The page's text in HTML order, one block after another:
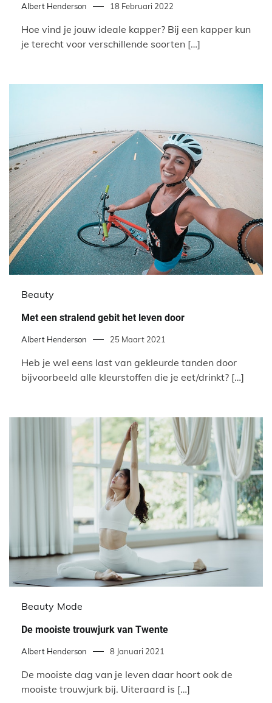
Albert Henderson 18 Februari 2022
Hoe vind je jouw ideale kapper? Bij een kapper kun
je terecht voor verschillende soorten […]
Beauty
Met een stralend gebit het leven door
Albert Henderson 25 Maart 2021
Heb je wel eens last van gekleurde tanden door
bijvoorbeeld alle kleurstoffen die je eet/drinkt? […]
Beauty Mode
De mooiste trouwjurk van Twente
Albert Henderson 8 Januari 2021
De mooiste dag van je leven daar hoort ook de
mooiste trouwjurk bij. Uiteraard is […]